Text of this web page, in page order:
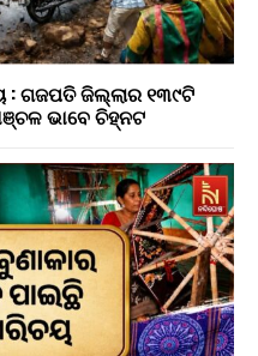
: ଗଜପତି ଜିଲ୍ଲାର ୧୩୯ଟି
ଭାବେ ଚିହ୍ନଟ